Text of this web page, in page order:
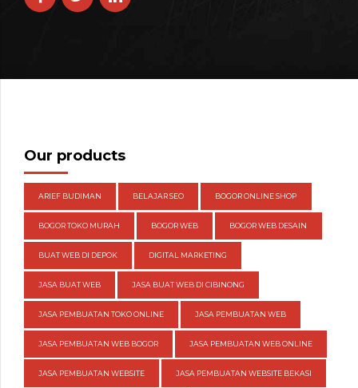
Our products
ARIEF BUDIMAN BELAJAR SEO BOGOR ONLINE SHOP
BOGOR TOKO MURAH BOGOR WEB BOGOR WEB DESAIN
BUAT WEB DI DEPOK DIGITAL MARKETING
JASA BUAT WEB JASA BUAT WEB DI CIBINONG
JASA PEMBUATAN TOKO ONLINE JASA PEMBUATAN WEB
JASA PEMBUATAN WEB BOGOR JASA PEMBUATAN WEB ONLINE
JASA PEMBUATAN WEBSITE JASA PEMBUATAN WEBSITE BEKASI